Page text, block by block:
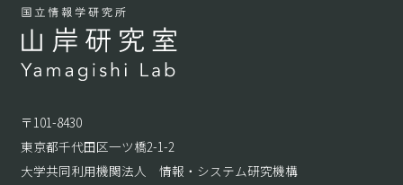
〒101-8430
東京都千代田区一ツ橋2-1-2
大学共同利用機関法人 情報・システム研究機構